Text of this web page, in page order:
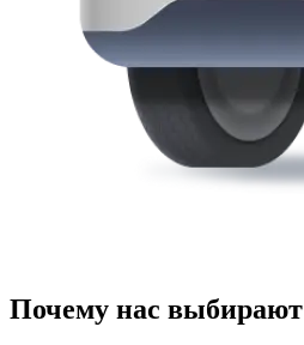
Почему нас выбирают